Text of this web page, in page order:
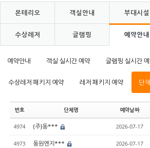
몬테리오 객실안내 부대시설
수상레저 글램핑 예약안내
예약안내 객실 실시간 예약 글램핑 실시간
수상레저 패키지 예약 레저 패키지 예약 단
번호 단체명 예약날짜
4974 (주)동*** 2026-07-17
4973 동원엔지*** 2026-07-17